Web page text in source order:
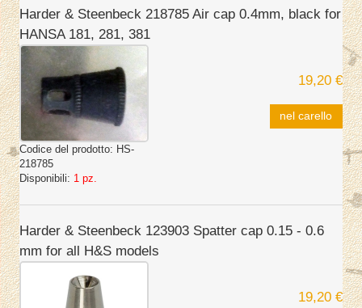
Harder & Steenbeck 218785 Air cap 0.4mm, black for
HANSA 181, 281, 381
Codice del prodotto: HS-
218785
Disponibili: 1 pz.
19,20 €
nel carello
Harder & Steenbeck 123903 Spatter cap 0.15 - 0.6
mm for all H&S models
19,20 €